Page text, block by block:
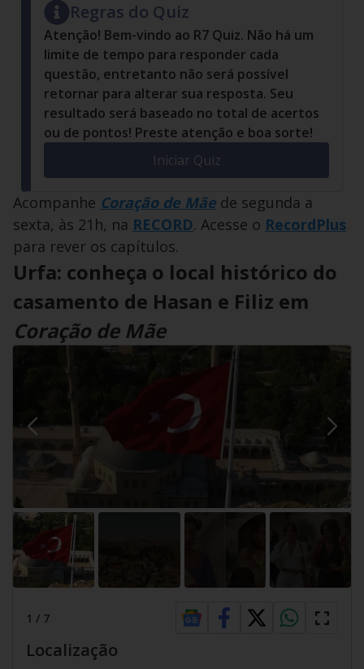
Regras do Quiz
Atenção! Bem-vindo ao R7 Quiz. Não há um
limite de tempo para responder cada
questão, entretanto não será possível
retornar para alterar sua resposta. Seu
resultado será baseado no total de acertos
ou de pontos! Preste atenção e boa sorte!
Iniciar Quiz
Acompanhe Coração de Mãe de segunda a
sexta, às 21h, na RECORD. Acesse o RecordPlus
para rever os capítulos.
Urfa: conheça o local histórico do
casamento de Hasan e Filiz em
Coração de Mãe
1 / 7
Localização